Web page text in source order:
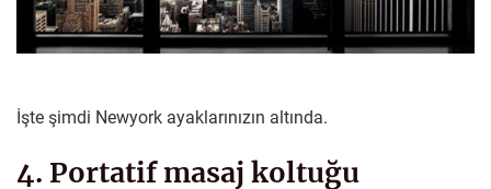
İşte şimdi Newyork ayaklarınızın altında.
4. Portatif masaj koltuğu